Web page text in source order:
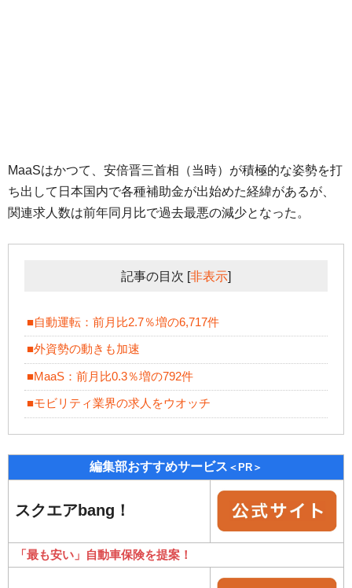
MaaSはかつて、安倍晋三首相（当時）が積極的な姿勢を打
ち出して日本国内で各種補助金が出始めた経緯があるが、
関連求人数は前年同月比で過去最悪の減少となった。
記事の目次 [非表示]
■自動運転：前月比2.7％増の6,717件
■外資勢の動きも加速
■MaaS：前月比0.3％増の792件
■モビリティ業界の求人をウオッチ
編集部おすすめサービス ＜PR＞
スクエアbang！
「最も安い」自動車保険を提案！